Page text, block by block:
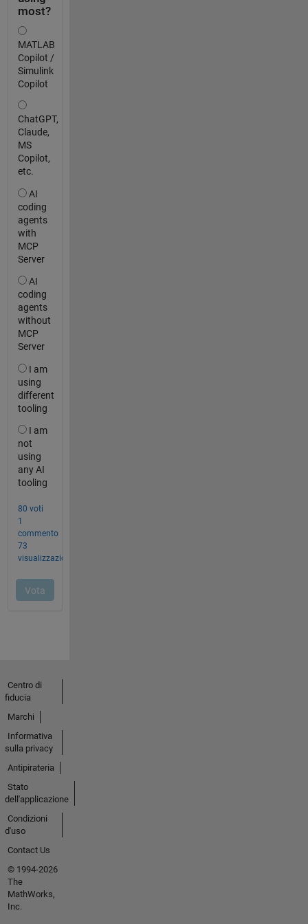
Centro di
fiducia
Marchi
Informativa
sulla privacy
Antipirateria
Stato
dell'applicazione
Condizioni
d'uso
Contact Us
© 1994-2026
The
MathWorks,
Inc.